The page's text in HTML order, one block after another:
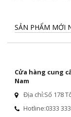
SẢN PHẨM MỚI
Cửa hàng cung
Nam
Địa chỉ:Số 178
Hotline:0333